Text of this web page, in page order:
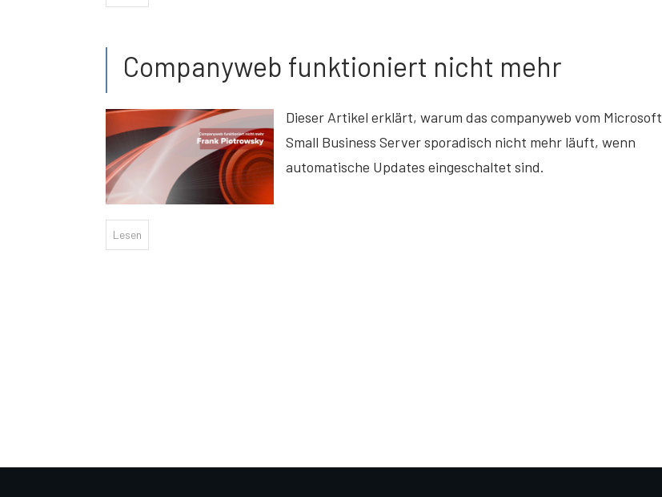
Companyweb funktioniert nicht mehr
Dieser Artikel erklärt, warum das companyweb vom Microsoft
Small Business Server sporadisch nicht mehr läuft, wenn
automatische Updates eingeschaltet sind.
Lesen